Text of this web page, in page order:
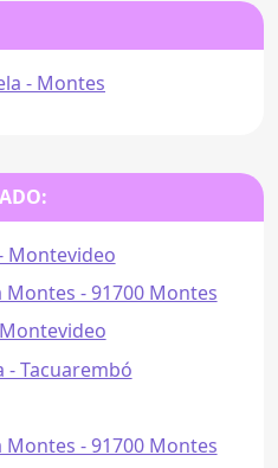
- Montes
Montevideo
Montes - 91700 Montes
- Tacuarembó
Montes - 91700 Montes